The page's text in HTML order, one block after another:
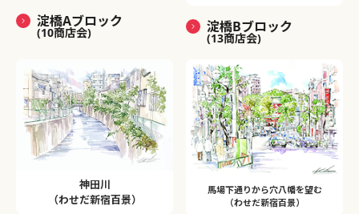
淀橋Aブロック
(10商店会) 淀橋Bブロック
(13商店会)
神田川
（わせだ新宿百景）
馬場下通りから穴八幡を望む
（わせだ新宿百景）